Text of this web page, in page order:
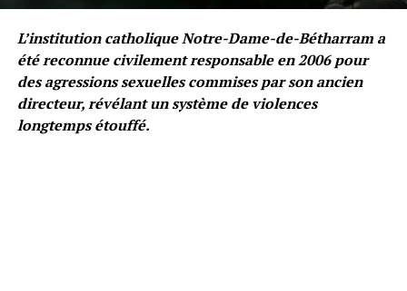
L’institution catholique Notre-Dame-de-Bétharram a
été reconnue civilement responsable en 2006 pour
des agressions sexuelles commises par son ancien
directeur, révélant un système de violences
longtemps étouffé.